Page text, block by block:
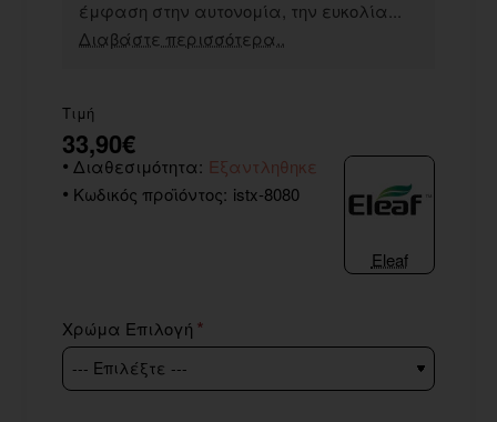
έμφαση στην αυτονομία, την ευκολία...
Διαβάστε περισσότερα..
Τιμή
33,90€
Διαθεσιμότητα: Εξαντληθηκε
Κωδικός προϊόντος: istx-8080
Eleaf
Χρώμα Επιλογή